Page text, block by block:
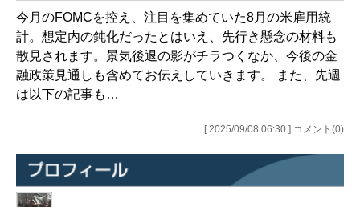
今月のFOMCを控え、注目を集めていた8月の米雇用統
計。想定内の鈍化だったとはいえ、先行き懸念の材料も
散見されます。景気後退の影がチラつくなか、今後の金
融政策見通しも含めてお伝えしていきます。 また、先週
は以下の記事も…
[ 2025/09/08 06:30 ] コメント(0)